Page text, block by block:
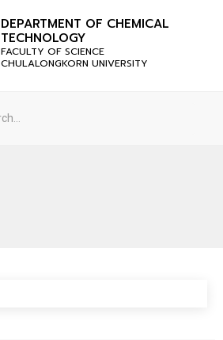
DEPARTMENT OF CHEMICAL
TECHNOLOGY
FACULTY OF SCIENCE
CHULALONGKORN UNIVERSITY